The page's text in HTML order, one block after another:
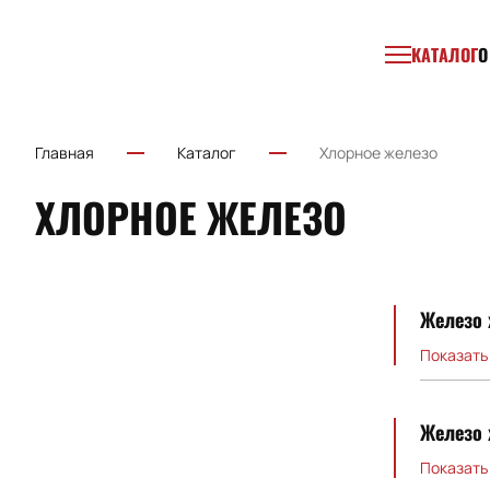
КАТАЛОГ
Главная Каталог Хлорное железо
ХЛОРНОЕ ЖЕЛЕЗО
Железо
Железо